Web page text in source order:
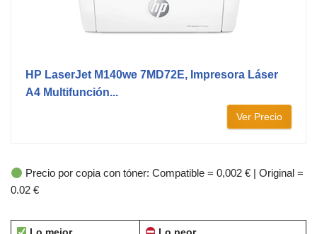
HP LaserJet M140we 7MD72E, Impresora Láser
A4 Multifunción...
Ver Precio
Precio por copia con tóner: Compatible = 0,002 € | Original =
0.02 €